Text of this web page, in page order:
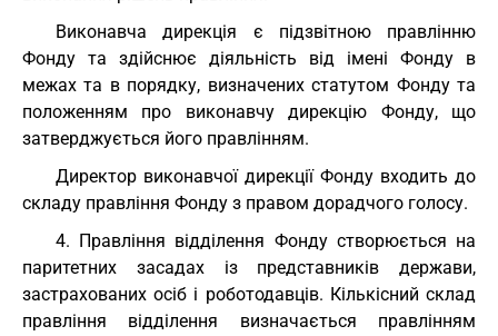
Виконавча дирекція є підзвітною правлінню
Фонду та здійснює діяльність від імені Фонду в
межах та в порядку, визначених статутом Фонду та
положенням про виконавчу дирекцію Фонду, що
затверджується його правлінням.
Директор виконавчої дирекції Фонду входить до
складу правління Фонду з правом дорадчого голосу.
4. Правління відділення Фонду створюється на
паритетних засадах із представників держави,
застрахованих осіб і роботодавців. Кількісний склад
правління відділення визначається правлінням